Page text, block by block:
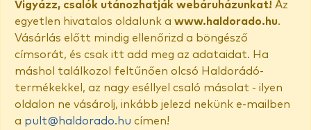
Vigyázz, csalók utánozhatják webáruházunkat! Az
egyetlen hivatalos oldalunk a www.haldorado.hu.
Vásárlás előtt mindig ellenőrizd a böngésző
címsorát, és csak itt add meg az adataidat. Ha
máshol találkozol feltűnően olcsó Haldorádó-
termékekkel, az nagy eséllyel csaló másolat - ilyen
oldalon ne vásárolj, inkább jelezd nekünk e-mailben
a pult@haldorado.hu címen!